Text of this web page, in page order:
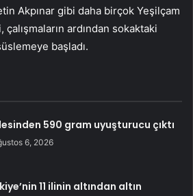
Akpınar gibi daha birçok Yeşilçam
ardından sokaktaki
başladı.
590 gram uyuşturucu çıktı
6, 2026
11 ilinin altından altın